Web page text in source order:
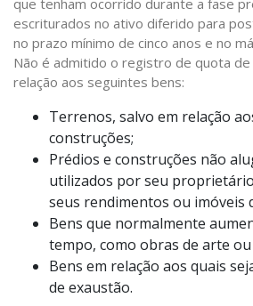
que tenham ocorrido durante a fase
escriturados no ativo diferido para
no prazo mínimo de cinco anos e no
Não é admitido o registro de quota
relação aos seguintes bens:
Terrenos, salvo em relação
construções;
Prédios e construções não
utilizados por seu
seus rendimentos ou imóveis
Bens que normalmente
tempo, como obras de arte
Bens em relação aos quais
de exaustão.